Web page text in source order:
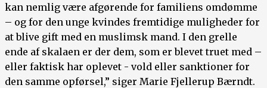
kan nemlig være afgørende for familiens omdømme
– og for den unge kvindes fremtidige muligheder for
at blive gift med en muslimsk mand. I den grelle
ende af skalaen er der dem, som er blevet truet med –
eller faktisk har oplevet - vold eller sanktioner for
den samme opførsel,” siger Marie Fjellerup Bærndt.